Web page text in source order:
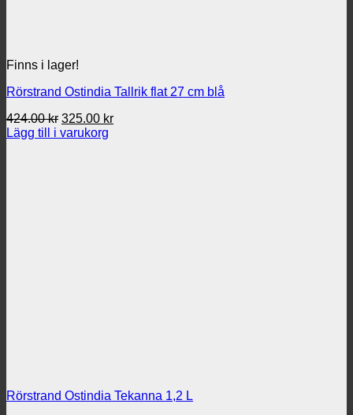
Finns i lager!
Rörstrand Ostindia Tallrik flat 27 cm blå
424.00kr Det
ursprungliga
325.00 krDet
Lägg till i varukorg
Rörstrand Ostindia Tekanna 1,2 L